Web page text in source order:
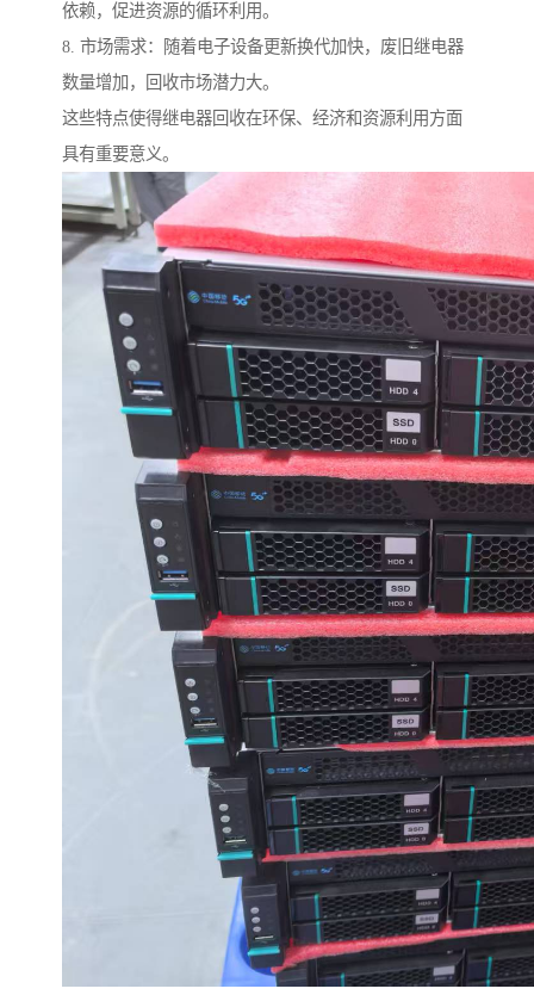
依赖，促进资源的循环利用。
8. 市场需求：随着电子设备更新换代加快，废旧继电器
数量增加，回收市场潜力大。
这些特点使得继电器回收在环保、经济和资源利用方面
具有重要意义。